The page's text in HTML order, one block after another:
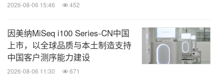
及高端耗材，能够为患者提供实时多学科会诊，及时
规范的个性化诊疗服务。
2026-08-06 15:46 452
因美纳MiSeq i100 Series-CN中国
上市，以全球品质与本土制造支持
中国客户测序能力建设
2026-08-06 11:30 671